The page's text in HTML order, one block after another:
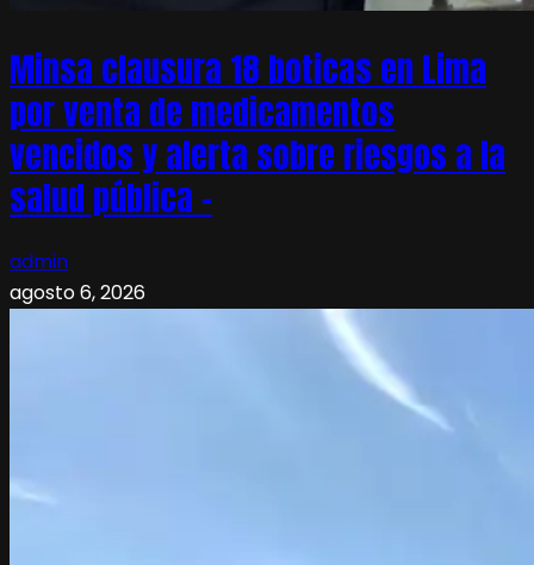
Minsa clausura 18 boticas en Lima
por venta de medicamentos
vencidos y alerta sobre riesgos a la
salud pública –
admin
agosto 6, 2026